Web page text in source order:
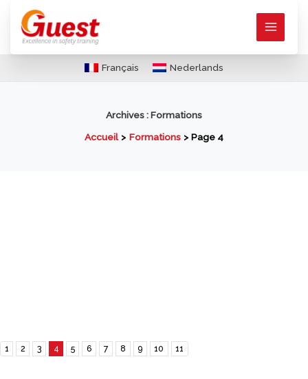
contenu
Français Nederlands
Archives :Formations
Accueil
Formations Page 4
1 2 3 4 5 6 7 8 9 10 11